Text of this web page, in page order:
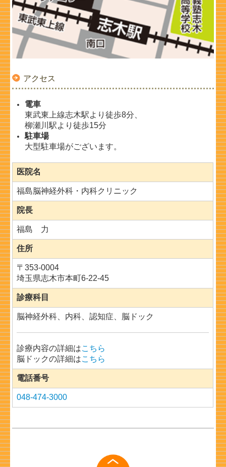
アクセス
電車
東武東上線志木駅より徒歩8分、
柳瀬川駅より徒歩15分
駐車場
大型駐車場がございます。
医院名
福島脳神経外科・内科クリニック
院長
福島 力
住所
〒353-0004
埼玉県志木市本町6-22-45
診療科目
脳神経外科、内科、認知症、脳ドック
診療内容の詳細はこちら
脳ドックの詳細はこちら
電話番号
048-474-3000